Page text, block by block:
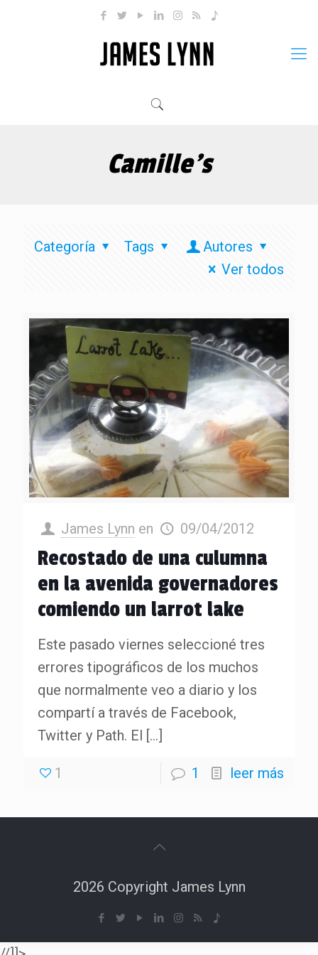
Camille’s
Categoría Tags
Autores
Ver todos
James Lynn en 09/04/2012
Recostado de una culumna
en la avenida governadores
comiendo un larrot lake
Este pasado viernes seleccioné tres
errores tipográficos de los muchos
que normalmente veo a diario y los
compartí a través de Facebook,
Twitter y Path. El […]
1 1 leer más
2026 Copyright James Lynn